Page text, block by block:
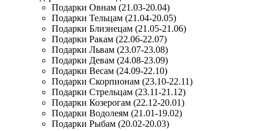
Подарки Овнам (21.03-20.04)
Подарки Тельцам (21.04-20.05)
Подарки Близнецам (21.05-21.06)
Подарки Ракам (22.06-22.07)
Подарки Львам (23.07-23.08)
Подарки Девам (24.08-23.09)
Подарки Весам (24.09-22.10)
Подарки Скорпионам (23.10-22.11)
Подарки Стрельцам (23.11-21.12)
Подарки Козерогам (22.12-20.01)
Подарки Водолеям (21.01-19.02)
Подарки Рыбам (20.02-20.03)